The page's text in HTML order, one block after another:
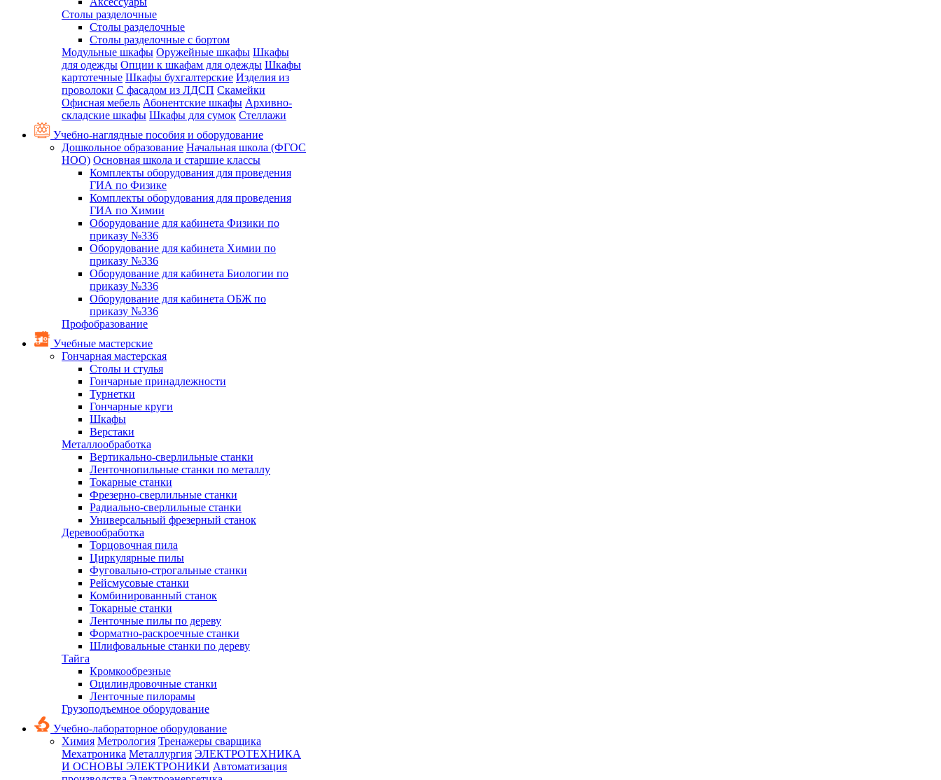
Столы разделочные
Столы разделочные
Столы разделочные с бортом
Модульные шкафы Оружейные шкафы Шкафы
для одежды Опции к шкафам для одежды Шкафы
картотечные Шкафы бухгалтерские Изделия из
проволоки С фасадом из ЛДСП Скамейки
Офисная мебель Абонентские шкафы Архивно-
складские шкафы Шкафы для сумок Стеллажи
Учебно-наглядные пособия и оборудование
Дошкольное образование Начальная школа (ФГОС
НОО) Основная школа и старшие классы
Комплекты оборудования для проведения
ГИА по Физике
Комплекты оборудования для проведения
ГИА по Химии
Оборудование для кабинета Физики по
приказу №336
Оборудование для кабинета Химии по
приказу №336
Оборудование для кабинета Биологии по
приказу №336
Оборудование для кабинета ОБЖ по
приказу №336
Профобразование
Учебные мастерские
Гончарная мастерская
Столы и стулья
Гончарные принадлежности
Турнетки
Гончарные круги
Шкафы
Верстаки
Металлообработка
Вертикально-сверлильные станки
Ленточнопильные станки по металлу
Токарные станки
Фрезерно-сверлильные станки
Радиально-сверлильные станки
Универсальный фрезерный станок
Деревообработка
Торцовочная пила
Циркулярные пилы
Фуговально-строгальные станки
Рейсмусовые станки
Комбинированный станок
Токарные станки
Ленточные пилы по дереву
Форматно-раскроечные станки
Шлифовальные станки по дереву
Тайга
Кромкообрезные
Оцилиндровочные станки
Ленточные пилорамы
Грузоподъемное оборудование
Учебно-лабораторное оборудование
Химия Метрология Тренажеры сварщика
Мехатроника Металлургия ЭЛЕКТРОТЕХНИКА
И ОСНОВЫ ЭЛЕКТРОНИКИ Автоматизация